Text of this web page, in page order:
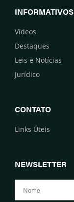
INFORMATIVOS
Vídeos
Destaques
Leis e Notícias
Jurídico
CONTATO
Links Úteis
NEWSLETTER